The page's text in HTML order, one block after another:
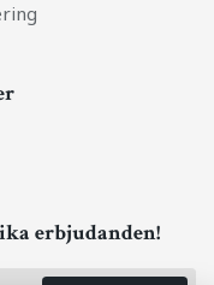
erbjudanden!